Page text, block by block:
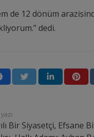
de 12 dönüm
dedi.
Bir Siyasetçi, Efsane